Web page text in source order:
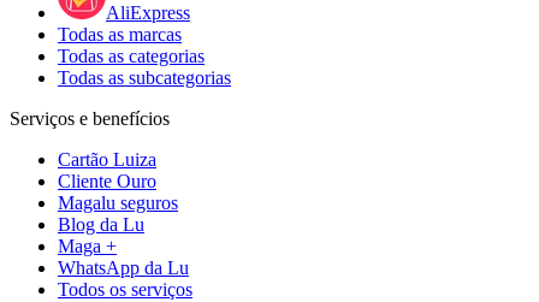
AliExpress
Todas as marcas
Todas as categorias
Todas as subcategorias
Serviços e benefícios
Cartão Luiza
Cliente Ouro
Magalu seguros
Blog da Lu
Maga +
WhatsApp da Lu
Todos os serviços